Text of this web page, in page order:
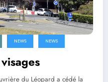
NEWS NEWS
du Léopard a cédé la